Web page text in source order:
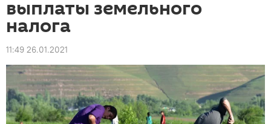
выплаты земельного
налога
11:49 26.01.2021